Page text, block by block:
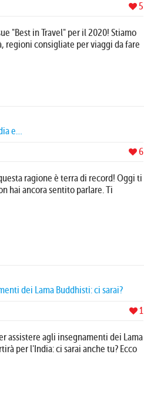
5
"Best in Travel" per il 2020! Stiamo
regioni consigliate per viaggi da fare
e…
6
ragione è terra di record! Oggi ti
hai ancora sentito parlare. Ti
dei Lama Buddhisti: ci sarai?
1
assistere agli insegnamenti dei Lama
per l'India: ci sarai anche tu? Ecco